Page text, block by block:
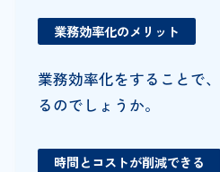
業務効率化のメリット
業務効率化をすることで
るのでしょうか。
時間とコストが削減できる